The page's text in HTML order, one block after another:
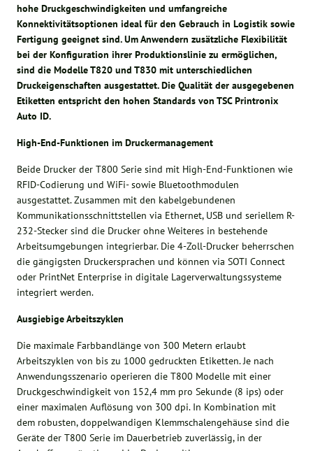
hohe Druckgeschwindigkeiten und umfangreiche
Konnektivitätsoptionen ideal für den Gebrauch in Logistik sowie
Fertigung geeignet sind. Um Anwendern zusätzliche Flexibilität
bei der Konfiguration ihrer Produktionslinie zu ermöglichen,
sind die Modelle T820 und T830 mit unterschiedlichen
Druckeigenschaften ausgestattet. Die Qualität der ausgegebenen
Etiketten entspricht den hohen Standards von TSC Printronix
Auto ID.
High-End-Funktionen im Druckermanagement
Beide Drucker der T800 Serie sind mit High-End-Funktionen wie
RFID-Codierung und WiFi- sowie Bluetoothmodulen
ausgestattet. Zusammen mit den kabelgebundenen
Kommunikationsschnittstellen via Ethernet, USB und seriellem R-
232-Stecker sind die Drucker ohne Weiteres in bestehende
Arbeitsumgebungen integrierbar. Die 4-Zoll-Drucker beherrschen
die gängigsten Druckersprachen und können via SOTI Connect
oder PrintNet Enterprise in digitale Lagerverwaltungssysteme
integriert werden.
Ausgiebige Arbeitszyklen
Die maximale Farbbandlänge von 300 Metern erlaubt
Arbeitszyklen von bis zu 1000 gedruckten Etiketten. Je nach
Anwendungsszenario operieren die T800 Modelle mit einer
Druckgeschwindigkeit von 152,4 mm pro Sekunde (8 ips) oder
einer maximalen Auflösung von 300 dpi. In Kombination mit
dem robusten, doppelwandigen Klemmschalengehäuse sind die
Geräte der T800 Serie im Dauerbetrieb zuverlässig, in der